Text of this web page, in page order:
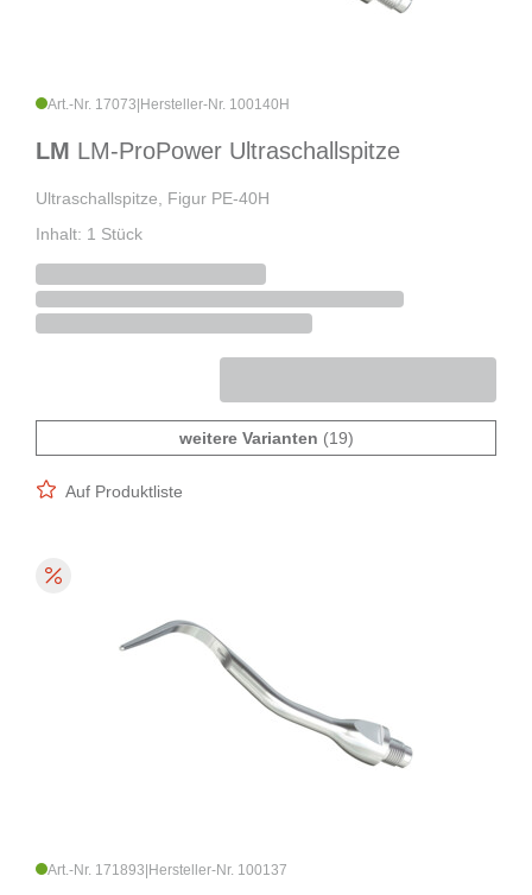
Art.-Nr. 17073 Hersteller-Nr. 100140H
LM LM-ProPower Ultraschallspitze
Ultraschallspitze, Figur PE-40H
Inhalt: 1 Stück
weitere Varianten (19)
Auf Produktliste
Art.-Nr. 171893 Hersteller-Nr. 100137